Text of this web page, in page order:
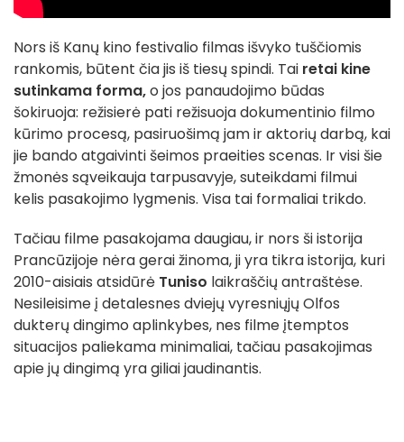
Nors iš Kanų kino festivalio filmas išvyko tuščiomis
rankomis, būtent čia jis iš tiesų spindi. Tai retai kine
sutinkama forma,o jos panaudojimo būdas
šokiruoja: režisierė pati režisuoja dokumentinio filmo
kūrimo procesą, pasiruošimą jam ir aktorių darbą, kai
jie bando atgaivinti šeimos praeities scenas. Ir visi šie
žmonės sąveikauja tarpusavyje, suteikdami filmui
kelis pasakojimo lygmenis. Visa tai formaliai trikdo.
Tačiau filme pasakojama daugiau, ir nors ši istorija
Prancūzijoje nėra gerai žinoma, ji yra tikra istorija, kuri
2010-aisiais atsidūrė Tuniso laikraščių antraštėse.
Nesileisime į detalesnes dviejų vyresniųjų Olfos
dukterų dingimo aplinkybes, nes filme įtemptos
situacijos paliekama minimaliai, tačiau pasakojimas
apie jų dingimą yra giliai jaudinantis.